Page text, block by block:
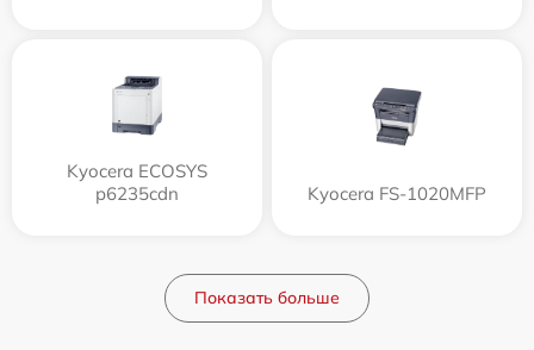
Kyocera ECOSYS
p6235cdn
Kyocera FS-1020MFP
Показать больше